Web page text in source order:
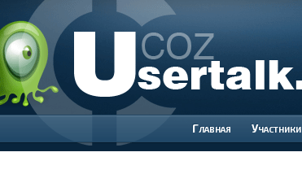
Участники